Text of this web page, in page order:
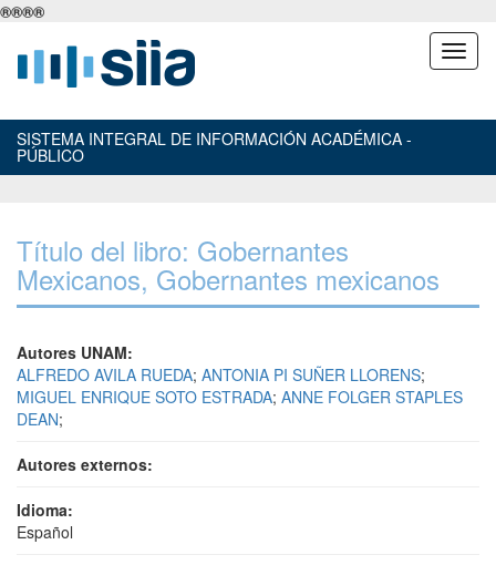
®®®®
SISTEMA INTEGRAL DE INFORMACIÓN ACADÉMICA -
PÚBLICO
Título del libro: Gobernantes
Mexicanos, Gobernantes mexicanos
Autores UNAM:
ALFREDO AVILA RUEDA; ANTONIA PI SUÑER LLORENS;
MIGUEL ENRIQUE SOTO ESTRADA; ANNE FOLGER STAPLES
DEAN;
Autores externos:
Idioma:
Español